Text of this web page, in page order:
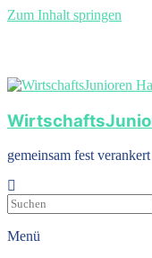
Zum Inhalt springen
gemeinsam fest verankert
Menü